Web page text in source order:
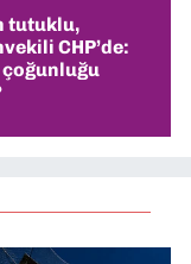
tutuklu,
CHP’de: